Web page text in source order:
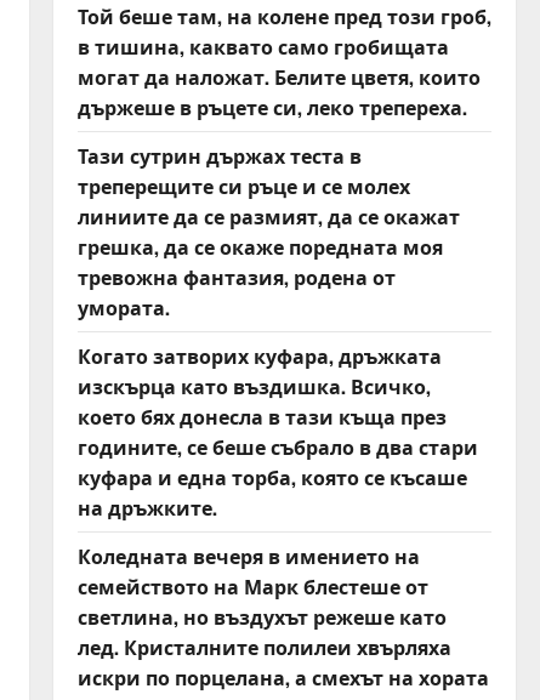
Той беше там, на колене пред този гроб,
в тишина, каквато само гробищата
могат да наложат. Белите цветя, които
държеше в ръцете си, леко трепереха.
Тази сутрин държах теста в
треперещите си ръце и се молех
линиите да се размият, да се окажат
грешка, да се окаже поредната моя
тревожна фантазия, родена от
умората.
Когато затворих куфара, дръжката
изскърца като въздишка. Всичко,
което бях донесла в тази къща през
годините, се беше събрало в два стари
куфара и една торба, която се късаше
на дръжките.
Коледната вечеря в имението на
семейството на Марк блестеше от
светлина, но въздухът режеше като
лед. Кристалните полилеи хвърляха
искри по порцелана, а смехът на хората